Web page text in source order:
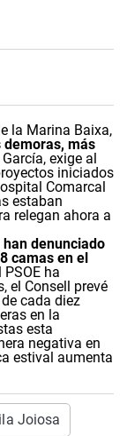
viajera
Viuda
Vasco
la Marina Baixa,
demoras, más
García, exige al
iniciados
Comarcal
estaban
relegan ahora a
han denunciado
camas en el
PSOE ha
el Consell prevé
cada diez
en la
esta
negativa en
estival aumenta
Joiosa